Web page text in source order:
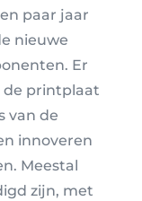
paar jaar
nieuwe
Er
de printplaat
van de
innoveren
Meestal
zijn, met